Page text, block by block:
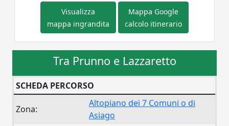
Visualizza
mappa ingrandita
Mappa Google
calcolo itinerario
Tra Prunno e Lazzaretto
SCHEDA PERCORSO
Zona:
Altopiano dei 7 Comuni o di
Asiago